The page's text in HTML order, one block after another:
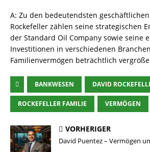
A: Zu den bedeutendsten
Rockefeller zählen seine strategischen
der Standard Oil Company sowie seine
Investitionen in verschiedenen
Familienvermögen beträchtlich
BANKWESEN DAVID
ROCKEFELLER FAMILIE VERMÖGEN
VORHERIGER
David Puentez – Vermögen